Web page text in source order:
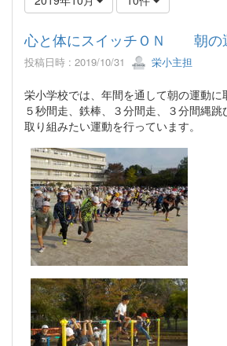
心と体にスイッチＯＮ 朝の
投稿日時 : 2019/10/31 栄小主担
栄小学校では、年間を通して朝の運動に
５秒間走、鉄棒、３分間走、３分間縄
取り組みたい運動を行っています。